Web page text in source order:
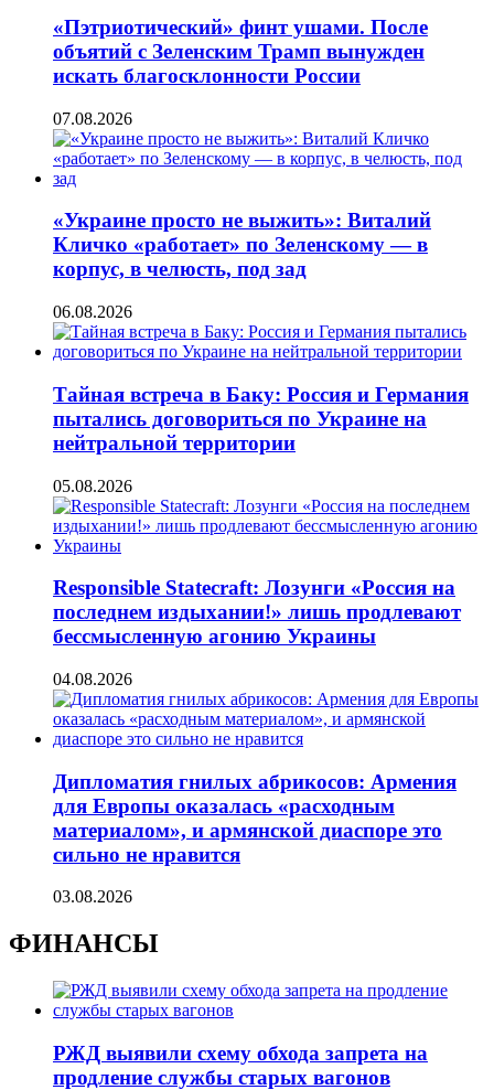
«Пэтриотический» финт ушами. После
объятий с Зеленским Трамп вынужден
искать благосклонности России
07.08.2026
«Украине просто не выжить»: Виталий
Кличко «работает» по Зеленскому — в
корпус, в челюсть, под зад
06.08.2026
Тайная встреча в Баку: Россия и Германия
пытались договориться по Украине на
нейтральной территории
05.08.2026
Responsible Statecraft: Лозунги «Россия на
последнем издыхании!» лишь продлевают
бессмысленную агонию Украины
04.08.2026
Дипломатия гнилых абрикосов: Армения
для Европы оказалась «расходным
материалом», и армянской диаспоре это
сильно не нравится
03.08.2026
ФИНАНСЫ
РЖД выявили схему обхода запрета на
продление службы старых вагонов